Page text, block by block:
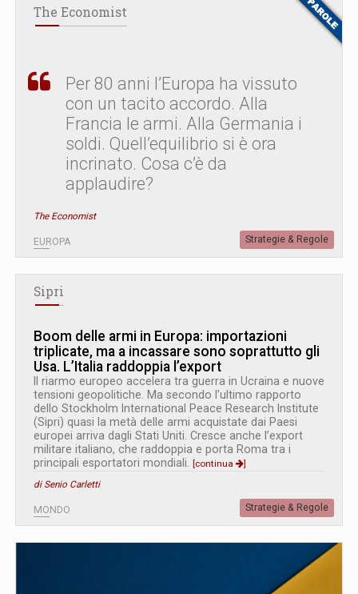
The Economist
Per 80 anni l’Europa ha vissuto
con un tacito accordo. Alla
Francia le armi. Alla Germania i
soldi. Quell’equilibrio si è ora
incrinato. Cosa c’è da
applaudire?
The Economist
EUROPA Strategie & Regole
Sipri
Boom delle armi in Europa: importazioni
triplicate, ma a incassare sono soprattutto gli
Usa. L’Italia raddoppia l’export
Il riarmo europeo accelera tra guerra in Ucraina e nuove
tensioni geopolitiche. Ma secondo l’ultimo rapporto
dello Stockholm International Peace Research Institute
(Sipri) quasi la metà delle armi acquistate dai Paesi
europei arriva dagli Stati Uniti. Cresce anche l’export
militare italiano, che raddoppia e porta Roma tra i
principali esportatori mondiali. [continua
]
di Senio Carletti
MONDO Strategie & Regole